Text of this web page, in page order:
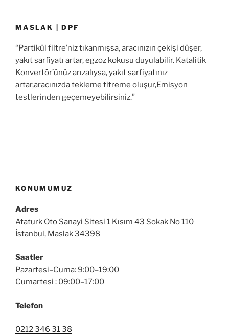
MASLAK | DPF
“Partikül filtre’niz tıkanmışsa, aracınızın çekişi düşer,
yakıt sarfiyatı artar, egzoz kokusu duyulabilir. Katalitik
Konvertör’ünüz arızalıysa, yakıt sarfiyatınız
artar,aracınızda tekleme titreme oluşur,Emisyon
testlerinden geçemeyebilirsiniz.”
KONUMUMUZ
Adres
Ataturk Oto Sanayi Sitesi 1 Kısım 43 Sokak No 110
İstanbul, Maslak 34398
Saatler
Pazartesi–Cuma: 9:00–19:00
Cumartesi : 09:00–17:00
Telefon
0212 346 31 38